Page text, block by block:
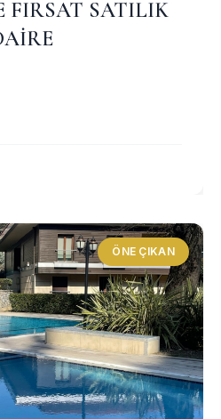
FIRSAT SATILIK
ÖNE ÇIKAN